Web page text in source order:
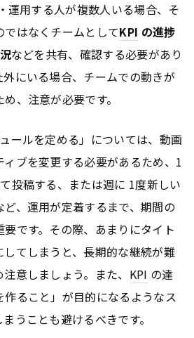
運用する人が複数人いる場合、そ
はなくチームとしてKPI の進捗
などを共有、確認する必要があり
にいる場合、チームでの動きが
、注意が必要です。
ールを定める」については、動画
ブを変更する必要があるため、1
投稿する、または週に 1度新しい
ど、運用が定着するまで、期間の
です。その際、あまりにタイト
てしまうと、⻑期的な継続が難
意しましょう。また、 KPI の達
ること」が目的になるようなス
うことも避けるべきです。